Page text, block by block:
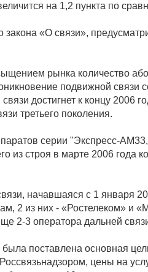
на 1,2 пункта по
«О связи»,
рынка количество
подвижной связи
достигнет к концу
третьего поколения.
серии "Экспресс-
строя в марте 2006 года
начавшаяся с 1 января
2 из них - «Ростелеком» и
2-3 оператора дальней
поставлена основная
цены на